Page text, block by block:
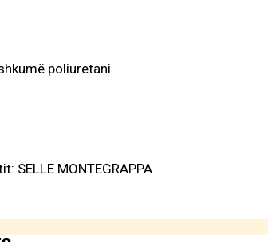
poliuretani
SELLE MONTEGRAPPA